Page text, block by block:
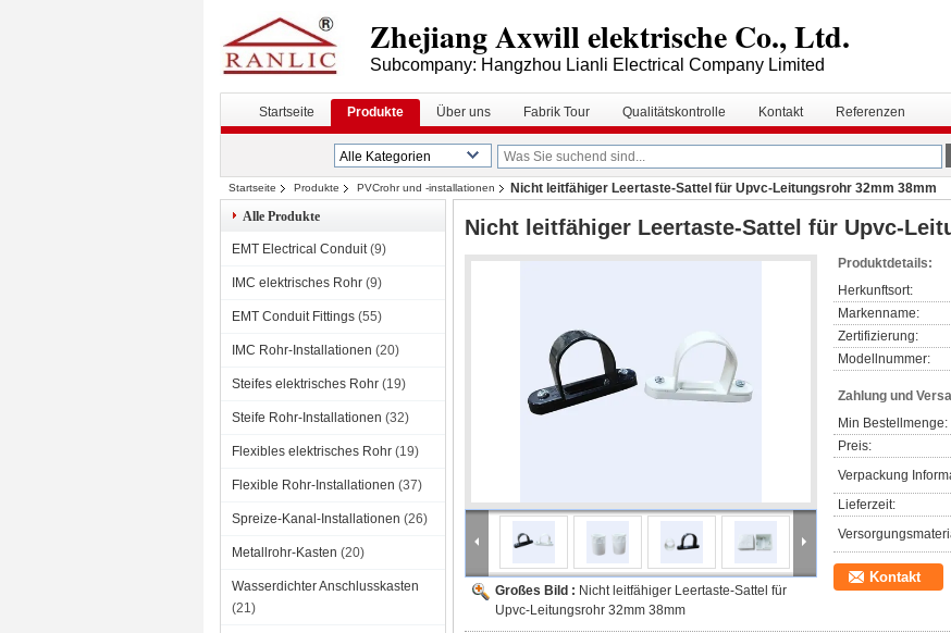
Zhejiang Axwill elektrische Co., Ltd.
Subcompany: Hangzhou Lianli Electrical Company Limited
Startseite Produkte Über uns Fabrik Tour Qualitätskontrolle Kontakt Referenzen
Startseite Produkte PVCrohr und -installationen
Nicht leitfähiger Leertaste-Sattel für Upvc-Leitungsrohr 32mm 38mm
Alle Produkte
EMT Electrical Conduit (9)
IMC elektrisches Rohr (9)
EMT Conduit Fittings (55)
IMC Rohr-Installationen (20)
Steifes elektrisches Rohr (19)
Steife Rohr-Installationen (32)
Flexibles elektrisches Rohr (19)
Flexible Rohr-Installationen (37)
Spreize-Kanal-Installationen (26)
Metallrohr-Kasten (20)
Wasserdichter Anschlusskasten
(21)
Nicht leitfähiger Leertaste-Sattel für Upvc-
Großes Bild : Nicht leitfähiger Leertaste-Sattel für
Upvc-Leitungsrohr 32mm 38mm
Produktdetails:
Herkunftsort:
Markenname:
Zertifizierung:
Modellnummer:
Zahlung und
Min Bestellmenge:
Preis:
Verpackung
Lieferzeit:
Kontakt